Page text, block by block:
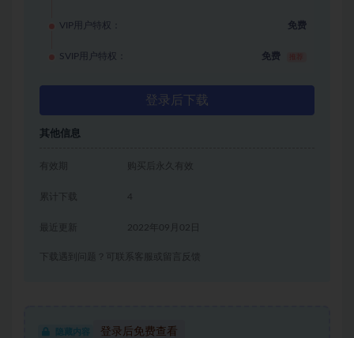
VIP用户特权： 免费
SVIP用户特权： 免费
登录后下载
其他信息
有效期 购买后永久有效
累计下载 4
2022年09月02日
下载遇到问题？可联系客服或留言反馈
隐藏内容 登录后免费查看